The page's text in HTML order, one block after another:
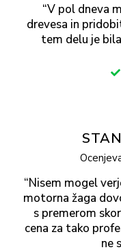
“V pol dneva
drevesa in
tem delu je
“Nisem mogel
motorna žaga
s premerom
cena za tako
ne